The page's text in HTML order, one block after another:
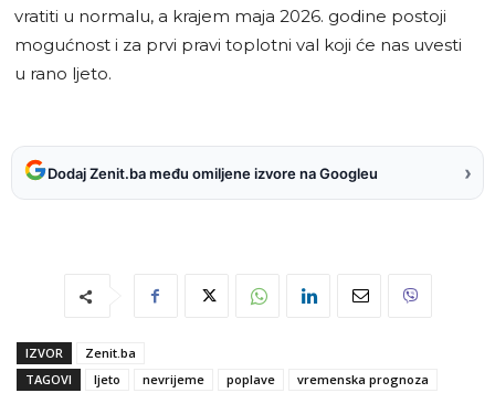
vratiti u normalu, a krajem maja 2026. godine postoji
mogućnost i za prvi pravi toplotni val koji će nas uvesti
u rano ljeto.
Dodaj Zenit.ba među omiljene izvore na Googleu ›
IZVOR
Zenit.ba
TAGOVI
ljeto nevrijeme poplave vremenska prognoza